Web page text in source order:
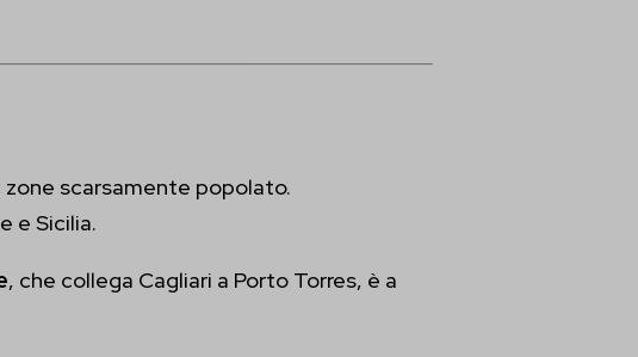
scarsamente popolato.
e Sicilia.
, che collega Cagliari a Porto Torres, è a
nelle altre